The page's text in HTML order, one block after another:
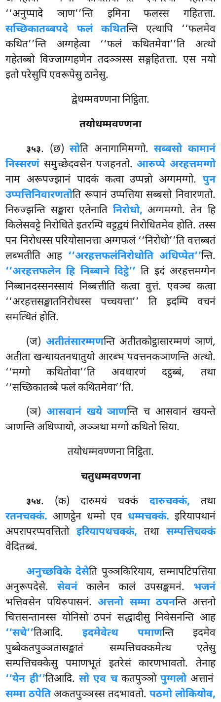
‘‘अनुप्पादे ञाण’’न्ति इमिना फलस्स गहितत्ता.
सच्छिकातब्बपदे फलं कथितन्ति एत्थापि ‘‘फलमेव
कथित’’न्ति अग्गहेत्वा ‘‘फलं कथितमेवा’’ति अत्थो
गहेतब्बो विज्जाग्गहणेन तदञ्ञस्स सङ्गहितत्ता. एस नयो
इतो परेसुपि एवरूपेसु ठानेसु.
द्वेधम्मवण्णना निट्ठिता.
तयोधम्मवण्णना
३५३. (छ)सोति अनागामिमग्गो.सब्बसो कामानं
निस्सरणंसमुच्छेदवसेन पजहनतो.आरुप्पे अरहत्तमग्गो
नाम अरूपज्झानं पादकं कत्वा उप्पन्नो अग्गमग्गो. पुन
उप्पत्तिनिवारणतोति रूपानं उप्पत्तिया सब्बसो निवारणतो.
निरुज्झन्ति सङ्खारा एतेनाति निरोधो, अग्गमग्गो. तेन हि
किलेसवट्टे निरोधिते इतरम्पि वट्टद्वयं निरोधितमेव होति. तस्स
पन निरोधस्स परियोसानत्ता अग्गफलं ‘‘निरोधो’’ति वत्तब्बतं
लब्भतीति आह ‘‘अरहत्तफलंनिरोधोति अधिप्पेत’’न्ति.
‘‘अरहत्तफलेन हि निब्बाने दिट्ठे’’ ति इदं अरहत्तमग्गेन
निब्बानदस्सनस्सायं निब्बत्तीति कत्वा वुत्तं. एवञ्च कत्वा
‘‘अरहत्तसङ्खातनिरोधस्स पच्चयत्ता’’ ति इदम्पि वचनं
समत्थितं होति.
(ज) अतीतंसारम्मणन्ति अतीतकोट्ठासारम्मणं ञाणं,
अतीता खन्धायतनधातुयो आरब्भपवत्तनकञाणन्ति अत्थो.
‘‘मग्गो कथितोवा’’ति अवधारणं दट्ठब्बं, तथा
‘‘सच्छिकातब्बे फलं कथितमेवा’’ति.
(ञ) आसवानं खये ञाणन्ति च आसवानं खयन्ते
ञाणन्ति अधिप्पायो, अञ्ञथा मग्गो कथितो सिया.
तयोधम्मवण्णना निट्ठिता.
चतुधम्मवण्णना
३५४. (क) दारुमयं चक्कं दारुचक्कं, तथा
रतनचक्कं. आणट्ठेन धम्मो एव धम्मचक्कं. इरियापथानं
अपरापरप्पवत्तितो इरियापथचक्कं, तथा सम्पत्तिचक्कं
वेदितब्बं.
अनुच्छविके देसेति पुञ्ञकिरियाय, सम्मापटिपत्तिया
अनुरूपदेसे.सेवनंकालेन कालं उपसङ्कमनं. भजनं
भत्तिवसेन पयिरुपासनं.अत्तनो सम्मा ठपनन्ति अत्तनो
चित्तसन्तानस्स योनिसो ठपनं सद्धादीसु निवेसनन्ति आह
‘‘सचे’’तिआदि.इदमेवेत्थ पमाणन्ति इदमेव
पुब्बेकतपुञ्ञतासङ्खातं सम्पत्तिचक्कमेत्थ एतेसु
सम्पत्तिचक्केसु पमाणभूतं इतरेसं कारणभावतो. तेनाह
‘‘येन ही’’तिआदि. सो एव चकतपुञ्ञोपुग्गलोअत्तानं
सम्मा ठपेतिअकतपुञ्ञस्स तदभावतो. पठमो लोकियोव,